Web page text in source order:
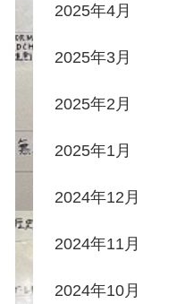
2025年4月
2025年3月
2025年2月
2025年1月
2024年12月
2024年11月
2024年10月